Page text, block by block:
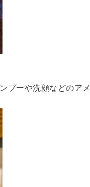
プーや洗顔などのア